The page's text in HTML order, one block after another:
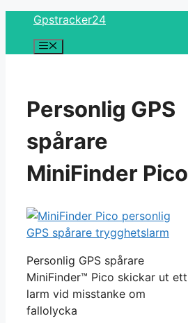
content
Gpstracker24
Menu
Personlig GPS
spårare
MiniFinder Pico
Personlig GPS spårare
MiniFinder™ Pico skickar ut ett
larm vid misstanke om
fallolycka